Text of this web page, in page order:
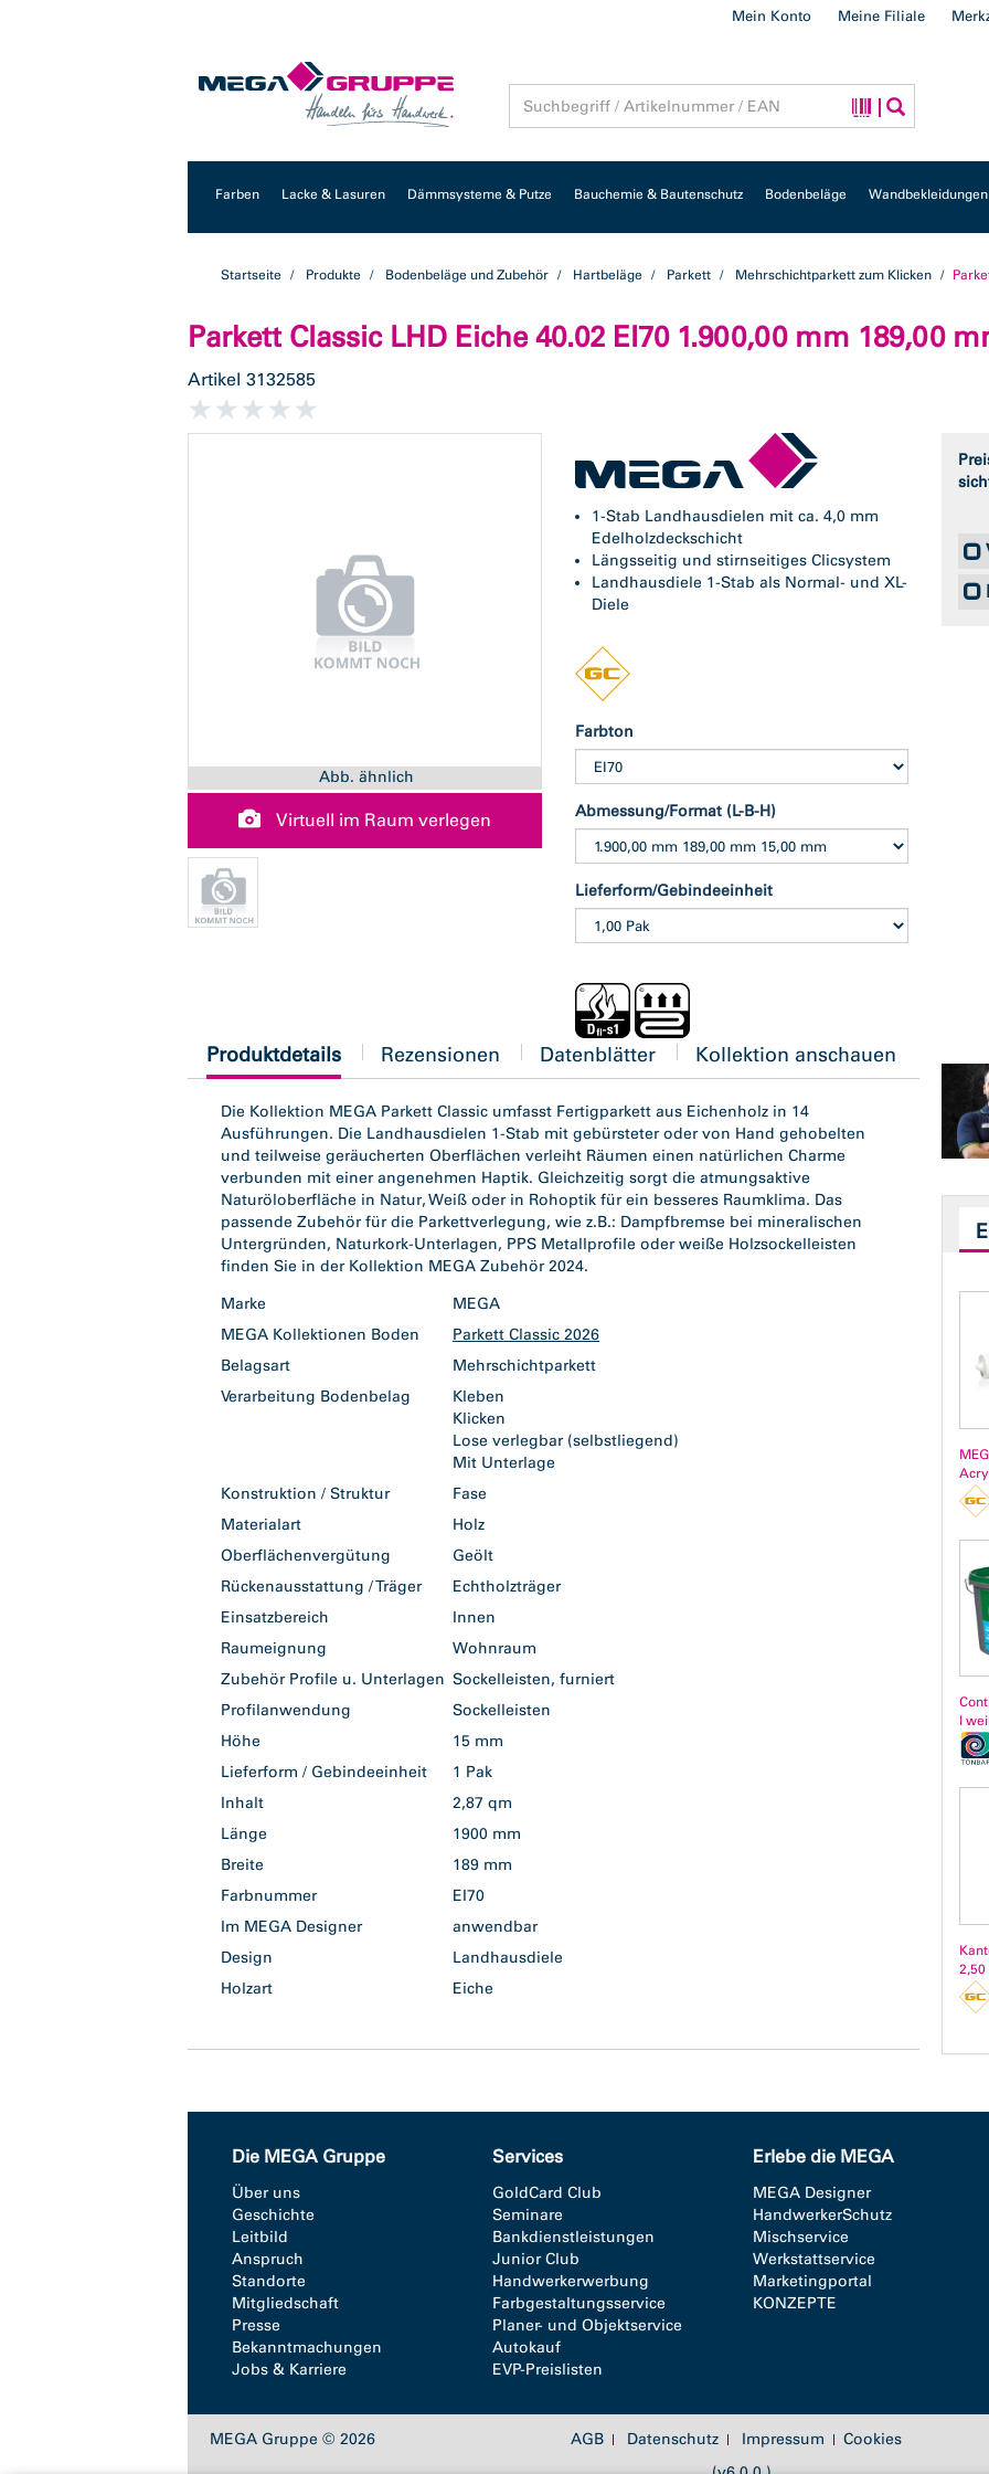
Mein Konto Meine Filiale
Farben Lacke & Lasuren Dämmsysteme & Putze Bauchemie & Bautenschutz Bodenbeläge Wandbekleidungen
Startseite Produkte Bodenbeläge und Zubehör Hartbeläge Parkett Mehrschichtparkett zum Klicken
Parkett Classic LHD Eiche 40.02 EI70 1.900,00 mm 189,00
Artikel 3132585
Abb. ähnlich
Virtuell im Raum verlegen
1-Stab Landhausdielen mit ca. 4,0 mm
Edelholzdeckschicht
Längsseitig und stirnseitiges Clicsystem
Landhausdiele 1-Stab als Normal- und XL-
Diele
Farbton
Abmessung/Format (L-B-H)
Lieferform/Gebindeeinheit
current
tab:
Produktdetails Rezensionen Datenblätter Kollektion anschauen
Die Kollektion MEGA Parkett Classic umfasst Fertigparkett aus Eichenholz in 14
Ausführungen. Die Landhausdielen 1-Stab mit gebürsteter oder von Hand gehobelten
und teilweise geräucherten Oberflächen verleiht Räumen einen natürlichen Charme
verbunden mit einer angenehmen Haptik. Gleichzeitig sorgt die atmungsaktive
Naturöloberfläche in Natur, Weiß oder in Rohoptik für ein besseres Raumklima. Das
passende Zubehör für die Parkettverlegung, wie z.B.: Dampfbremse bei mineralischen
Untergründen, Naturkork-Unterlagen, PPS Metallprofile oder weiße Holzsockelleisten
finden Sie in der Kollektion MEGA Zubehör 2024.
Marke
MEGA
MEGA Kollektionen Boden
Parkett Classic 2026
Belagsart
Mehrschichtparkett
Verarbeitung Bodenbelag
Kleben
Klicken
Lose verlegbar (selbstliegend)
Mit Unterlage
Konstruktion / Struktur
Fase
Materialart
Holz
Oberflächenvergütung
Geölt
Rückenausstattung / Träger
Echtholzträger
Einsatzbereich
Innen
Raumeignung
Wohnraum
Zubehör Profile u. Unterlagen Sockelleisten, furniert
Profilanwendung
Sockelleisten
Höhe
15 mm
Lieferform / Gebindeeinheit
1 Pak
Inhalt
2,87 qm
Länge
1900 mm
Breite
189 mm
Farbnummer
EI70
Im MEGA Designer
anwendbar
Design
Landhausdiele
Holzart
Eiche
l
2,50
Die MEGA Gruppe
Über uns
Geschichte
Leitbild
Anspruch
Standorte
Mitgliedschaft
Presse
Bekanntmachungen
Jobs & Karriere
Services
GoldCard Club
Seminare
Bankdienstleistungen
Junior Club
Handwerkerwerbung
Farbgestaltungsservice
Planer- und Objektservice
Autokauf
EVP-Preislisten
Erlebe die MEGA
MEGA Designer
HandwerkerSchutz
Mischservice
Werkstattservice
Marketingportal
KONZEPTE
MEGA Gruppe © 2026 AGB Datenschutz Impressum
Cookies